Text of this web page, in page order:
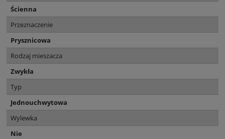
Ścienna
Przeznaczenie
Prysznicowa
Rodzaj mieszacza
Zwykła
Typ
Jednouchwytowa
Wylewka
Nie